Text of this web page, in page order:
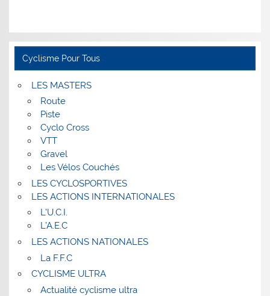
Cyclisme Pour Tous
LES MASTERS
Route
Piste
Cyclo Cross
VTT
Gravel
Les Vélos Couchés
LES CYCLOSPORTIVES
LES ACTIONS INTERNATIONALES
L’U.C.I.
L’A.E.C
LES ACTIONS NATIONALES
La F.F.C
CYCLISME ULTRA
Actualité cyclisme ultra